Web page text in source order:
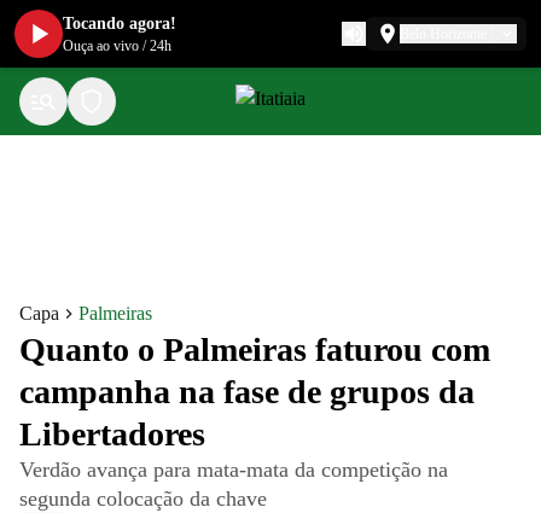
Capa Palmeiras
Quanto o Palmeiras faturou com
campanha na fase de grupos da
Libertadores
Verdão avança para mata-mata da competição na
segunda colocação da chave
Tocando agora!
Ouça ao vivo /24h